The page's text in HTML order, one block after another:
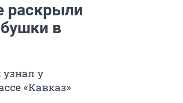
раскрыли
в
у
«Кавказ»